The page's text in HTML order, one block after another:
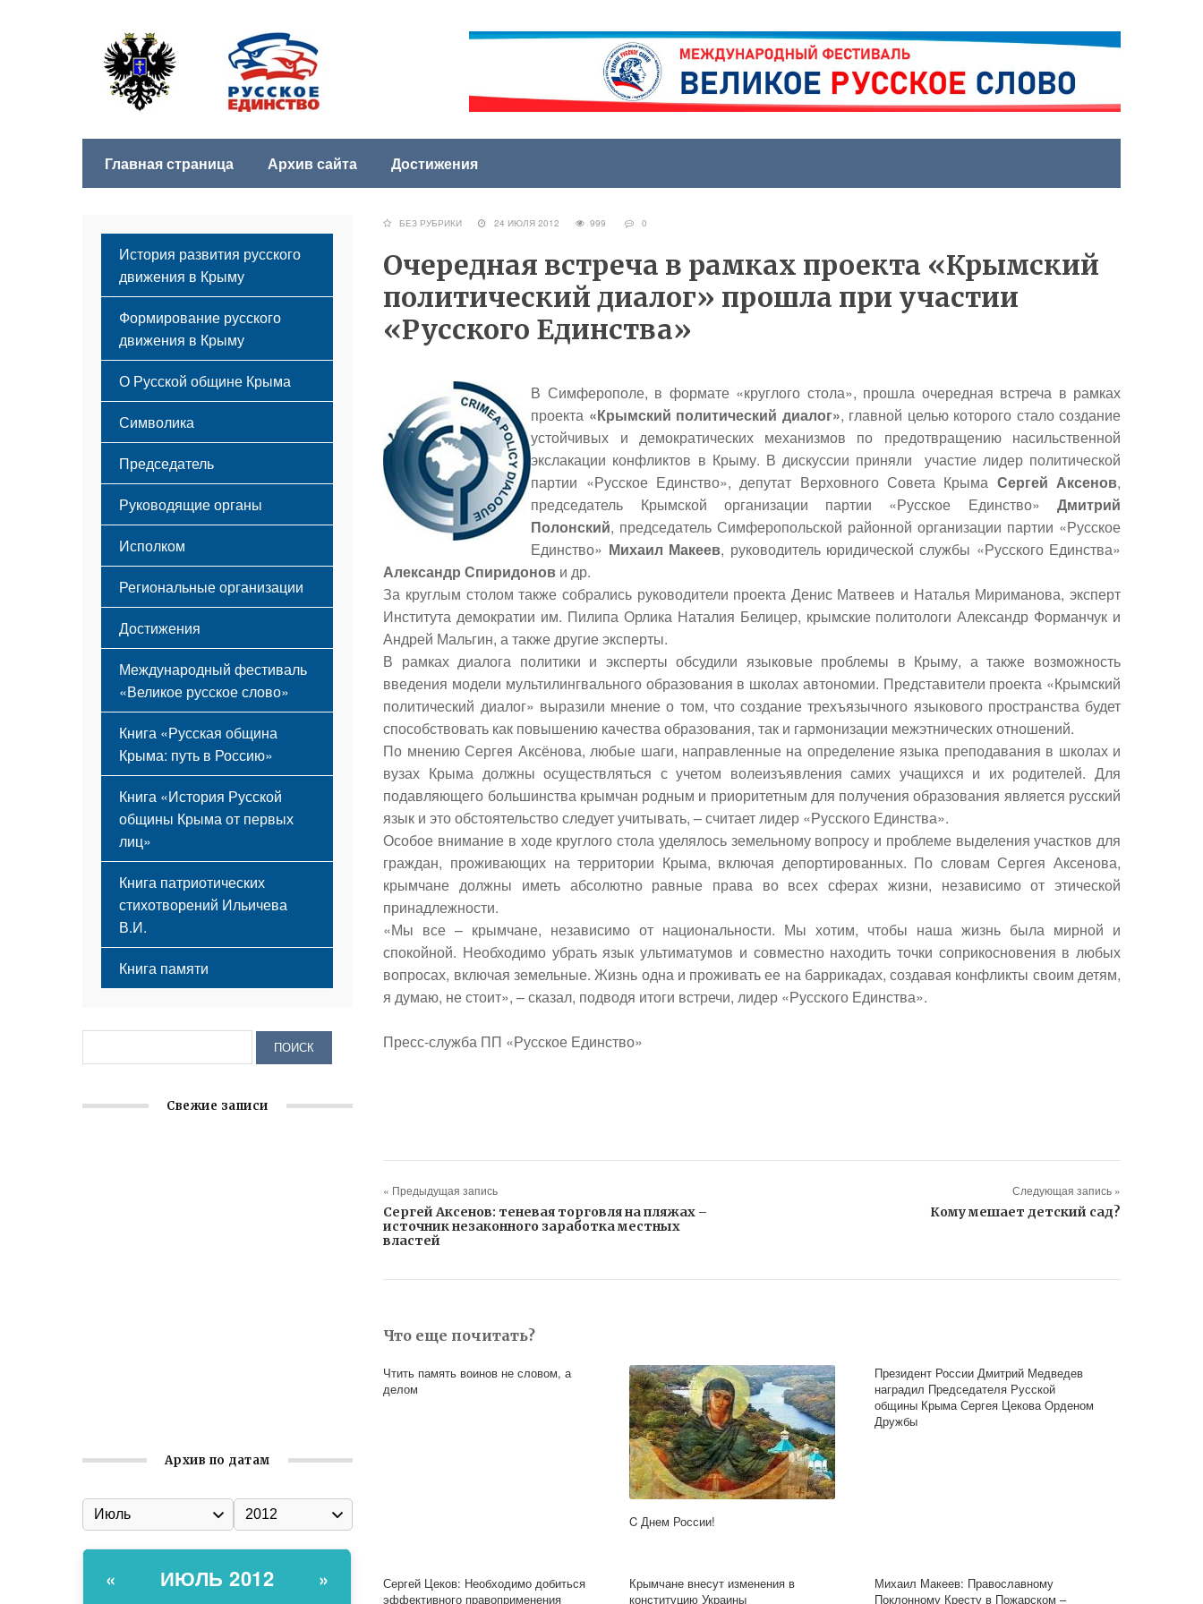
Главная страница Архив сайта Достижения
БЕЗ РУБРИКИ 24 ИЮЛЯ 2012 999 0
Очередная встреча в рамках проекта «Крымский
политический диалог» прошла при участии
«Русского Единства»
В Симферополе, в формате «круглого стола», прошла очередная встреча в рамках
проекта «Крымский политический диалог», главной целью которого стало создание
устойчивых и демократических механизмов по предотвращению насильственной
экслакации конфликтов в Крыму. В дискуссии приняли участие лидер политической
партии «Русское Единство», депутат Верховного Совета Крыма Сергей Аксенов,
председатель Крымской организации партии «Русское Единство» Дмитрий
Полонский, председатель Симферопольской районной организации партии «Русское
Единство» Михаил Макеев, руководитель юридической службы «Русского Единства»
Александр Спиридонов и др.
За круглым столом также собрались руководители проекта Денис Матвеев и Наталья Мириманова, эксперт
Института демократии им. Пилипа Орлика Наталия Белицер, крымские политологи Александр Форманчук и
Андрей Мальгин, а также другие эксперты.
В рамках диалога политики и эксперты обсудили языковые проблемы в Крыму, а также возможность
введения модели мультилингвального образования в школах автономии. Представители проекта «Крымский
политический диалог» выразили мнение о том, что создание трехъязычного языкового пространства будет
способствовать как повышению качества образования, так и гармонизации межэтнических отношений.
По мнению Сергея Аксёнова, любые шаги, направленные на определение языка преподавания в школах и
вузах Крыма должны осуществляться с учетом волеизъявления самих учащихся и их родителей. Для
подавляющего большинства крымчан родным и приоритетным для получения образования является русский
язык и это обстоятельство следует учитывать, – считает лидер «Русского Единства».
Особое внимание в ходе круглого стола уделялось земельному вопросу и проблеме выделения участков для
граждан, проживающих на территории Крыма, включая депортированных. По словам Сергея Аксенова,
крымчане должны иметь абсолютно равные права во всех сферах жизни, независимо от этической
принадлежности.
«Мы все – крымчане, независимо от национальности. Мы хотим, чтобы наша жизнь была мирной и
спокойной. Необходимо убрать язык ультиматумов и совместно находить точки соприкосновения в любых
вопросах, включая земельные. Жизнь одна и проживать ее на баррикадах, создавая конфликты своим детям,
я думаю, не стоит», – сказал, подводя итоги встречи, лидер «Русского Единства».
Пресс-служба ПП «Русское Единство»
« Предыдущая запись
Сергей Аксенов: теневая торговля на пляжах –
источник незаконного заработка местных
властей
Следующая запись »
Кому мешает детский сад?
Что еще почитать?
Чтить память воинов не словом, а
делом
C Днем России!
Президент России Дмитрий Медведев
наградил Председателя Русской
общины Крыма Сергея Цекова Орденом
Дружбы
Сергей Цеков: Необходимо добиться
эффективного правоприменения
Крымчане внесут изменения в
конституцию Украины
Михаил Макеев: Православному
Поклонному Кресту в Пожарском –
История развития русского
движения в Крыму
Формирование русского
движения в Крыму
Русский Крым
О Русской общине Крыма
Этапы становления
Принципы деятельности
Структура
Мероприятия
Символика
Флаг
Герб
Гимн
Председатель
Руководящие органы
Исполком
Региональные организации
Достижения
Международный фестиваль
«Великое русское слово»
Книга «Русская община
Крыма: путь в Россию»
Книга «История Русской
общины Крыма от первых
лиц»
Книга патриотических
стихотворений Ильичева
В.И.
Книга памяти
Свежие записи
Архив по датам
« ИЮЛЬ 2012 »